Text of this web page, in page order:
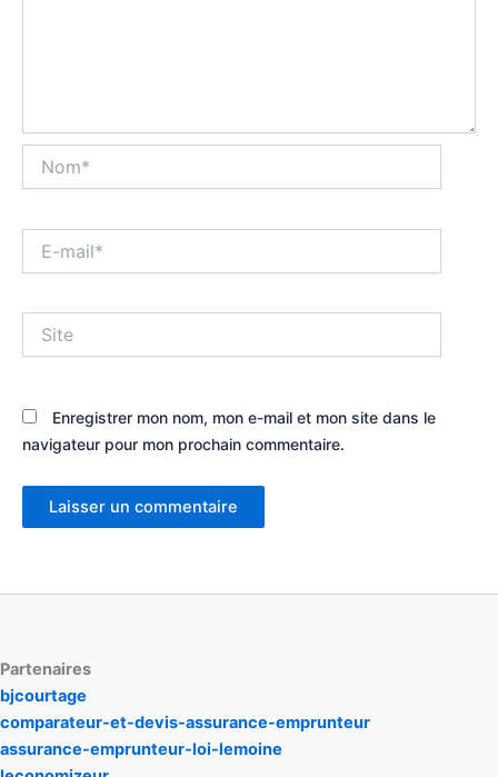
mail*
Enregistrer mon nom, mon e-mail et mon site dans le
navigateur pour mon prochain commentaire.
Partenaires
bjcourtage
comparateur-et-devis-assurance-emprunteur
assurance-emprunteur-loi-lemoine